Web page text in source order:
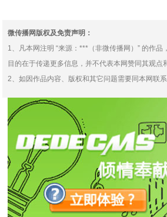
微传播网版权及免责声明：
1、凡本网注明 “来源：***（非微传播网）” 的作
目的在于传递更多信息，并不代表本网赞同其观点
2、如因作品内容、版权和其它问题需要同本网联